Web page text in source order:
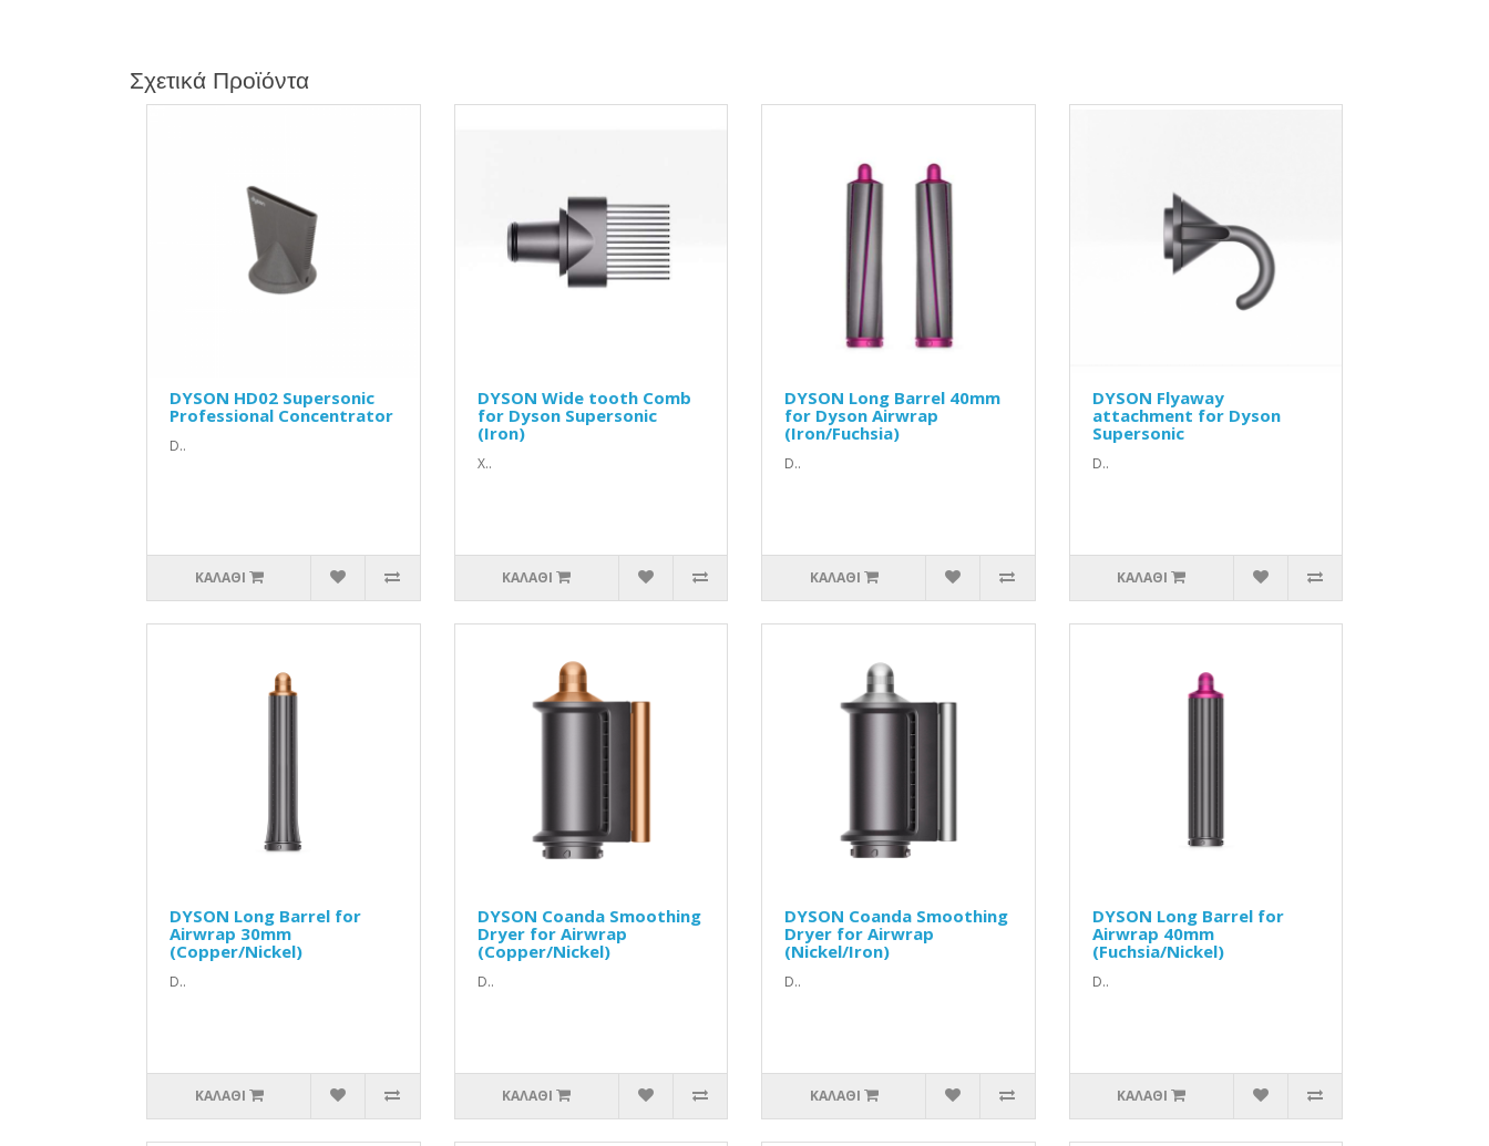
Σχετικά Προϊόντα
DYSON HD02 Supersonic
Professional Concentrator
D..
ΚΑΛΆΘΙ
DYSON Wide tooth Comb
for Dyson Supersonic
(Iron)
Χ..
ΚΑΛΆΘΙ
DYSON Long Barrel 40mm
for Dyson Airwrap
(Iron/Fuchsia)
D..
ΚΑΛΆΘΙ
DYSON Flyaway
attachment for Dyson
Supersonic
D..
ΚΑΛΆΘΙ
DYSON Long Barrel for
Airwrap 30mm
(Copper/Nickel)
D..
ΚΑΛΆΘΙ
DYSON Coanda Smoothing
Dryer for Airwrap
(Copper/Nickel)
D..
ΚΑΛΆΘΙ
DYSON Coanda Smoothing
Dryer for Airwrap
(Nickel/Iron)
D..
ΚΑΛΆΘΙ
DYSON Long Barrel for
Airwrap 40mm
(Fuchsia/Nickel)
D..
ΚΑΛΆΘΙ